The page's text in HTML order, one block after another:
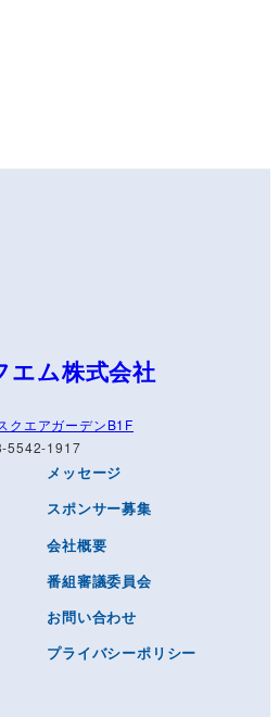
エム株式会社
クエアガーデンB1F
5542-1917
メッセージ
スポンサー募集
会社概要
番組審議委員会
お問い合わせ
プライバシーポリシー